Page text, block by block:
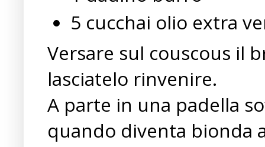
5 cucchai olio extra
Versare sul couscous il
lasciatelo rinvenire.
A parte in una padella
quando diventa bionda